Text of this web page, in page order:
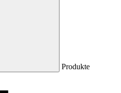
Produkte